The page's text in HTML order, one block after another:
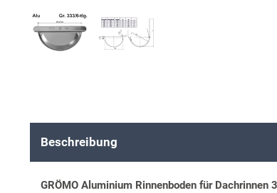
Beschreibung
GRÖMO Aluminium Rinnenboden für